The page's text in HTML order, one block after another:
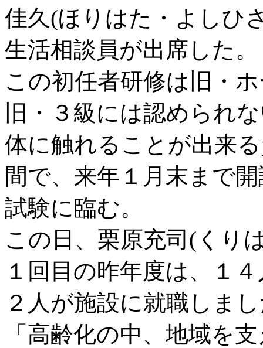
佳久(ほりはた・よしひ
生活相談員が出席した。
この初任者研修は旧・
旧・３級には認められ
体に触れることが出来
間で、来年１月末まで
試験に臨む。
この日、栗原充司(くり
１回目の昨年度は、１
２人が施設に就職しま
「高齢化の中、地域を